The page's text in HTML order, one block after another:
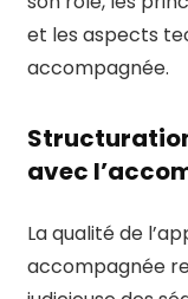
et les aspects
accompagnée.
avec
La qualité de
accompagnée